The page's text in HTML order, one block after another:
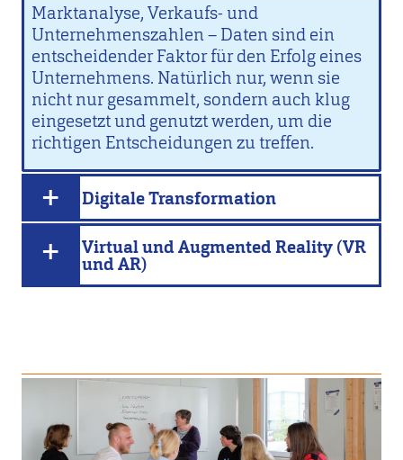
Marktanalyse, Verkaufs- und
Unternehmenszahlen – Daten sind ein
entscheidender Faktor für den Erfolg eines
Unternehmens. Natürlich nur, wenn sie
nicht nur gesammelt, sondern auch klug
eingesetzt und genutzt werden, um die
richtigen Entscheidungen zu treffen.
Digitale Transformation
Virtual und Augmented Reality (VR
und AR)